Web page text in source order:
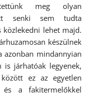
meg olyan
senki sem tudta
közlekedni lehet majd.
készülnek
azonban mindannyian
járhatóak legyenek,
ez az egyetlen
és a fakitermelőkkel